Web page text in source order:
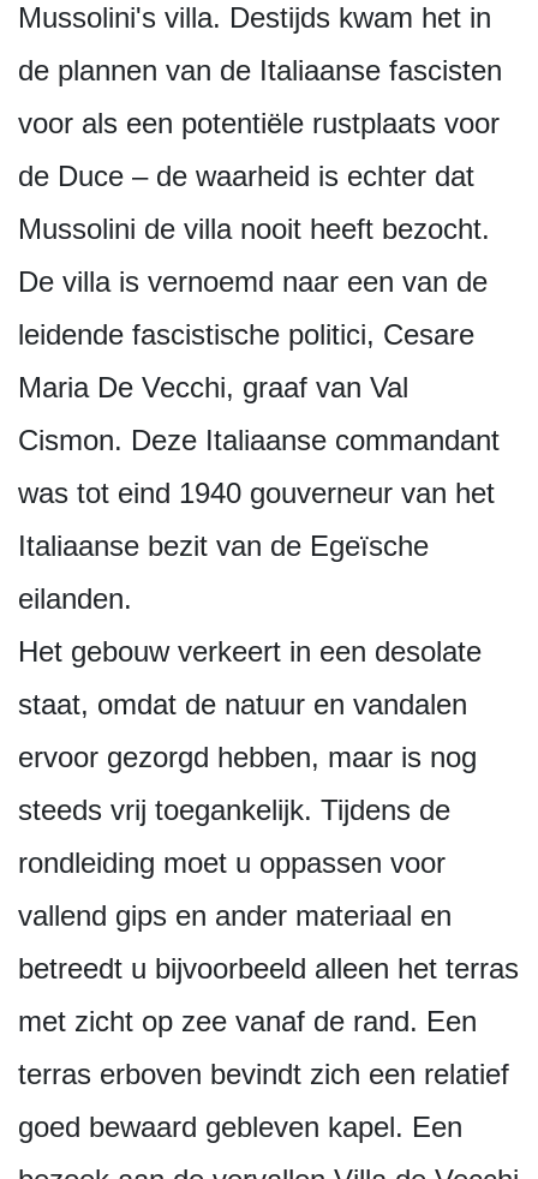
Mussolini's villa. Destijds kwam het in
de plannen van de Italiaanse fascisten
voor als een potentiële rustplaats voor
de Duce – de waarheid is echter dat
Mussolini de villa nooit heeft bezocht.
De villa is vernoemd naar een van de
leidende fascistische politici, Cesare
Maria De Vecchi, graaf van Val
Cismon. Deze Italiaanse commandant
was tot eind 1940 gouverneur van het
Italiaanse bezit van de Egeïsche
eilanden.
Het gebouw verkeert in een desolate
staat, omdat de natuur en vandalen
ervoor gezorgd hebben, maar is nog
steeds vrij toegankelijk. Tijdens de
rondleiding moet u oppassen voor
vallend gips en ander materiaal en
betreedt u bijvoorbeeld alleen het terras
met zicht op zee vanaf de rand. Een
terras erboven bevindt zich een relatief
goed bewaard gebleven kapel. Een